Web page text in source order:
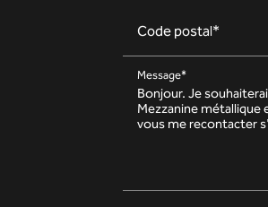
Code postal*
Message*